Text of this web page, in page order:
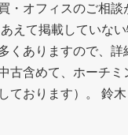
・オフィスのご相談
えて掲載していな
くありますので、詳
古含めて、ホーチミ
ております）。 鈴